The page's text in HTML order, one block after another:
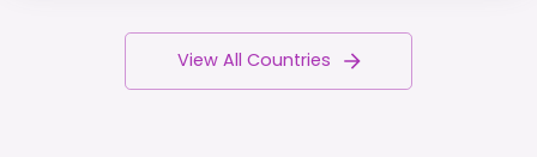
View All Countries